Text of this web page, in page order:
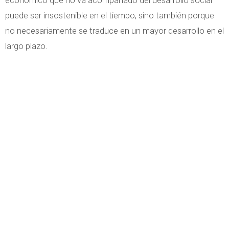
puede ser insostenible en el tiempo, sino también porque
no necesariamente se traduce en un mayor desarrollo en el
largo plazo.